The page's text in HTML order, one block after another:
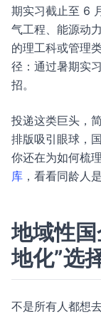
期实习截止至 6
气工程、能源动
的理工科或管理
径：通过暑期实
招。
投递这类巨头，
排版吸引眼球，
你还在为如何梳
库 ，看看同龄人
地域性
地化”选
不是所有人都想